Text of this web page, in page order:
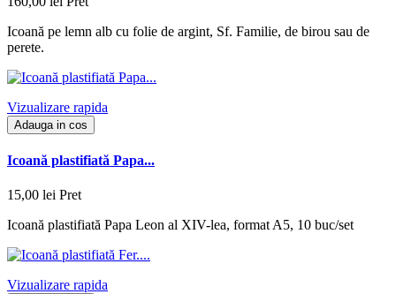
Icoană pe lemn alb cu folie de argint, Sf. Familie, de birou sau de
perete.
Vizualizare rapida
Adauga in cos
Icoană plastifiată Papa...
15,00 lei Pret
Icoană plastifiată Papa Leon al XIV-lea, format A5, 10 buc/set
Vizualizare rapida